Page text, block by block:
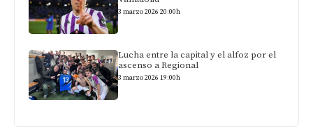
3 marzo 2026 20:00h
Lucha entre la capital y el alfoz por el
ascenso a Regional
3 marzo 2026 19:00h